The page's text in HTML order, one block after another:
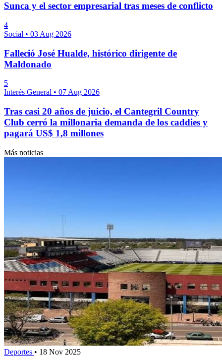
Sunca y el sector empresarial tras meses de conflicto
4
Social • 03 Aug 2026
Falleció José Hualde, histórico dirigente de
Maldonado
5
Interés General • 07 Aug 2026
Tras casi 20 años de juicio, el Cantegril Country
Club cerró la millonaria demanda de los caddies y
pagará US$ 1,8 millones
Más noticias
Deportes • 18 Nov 2025